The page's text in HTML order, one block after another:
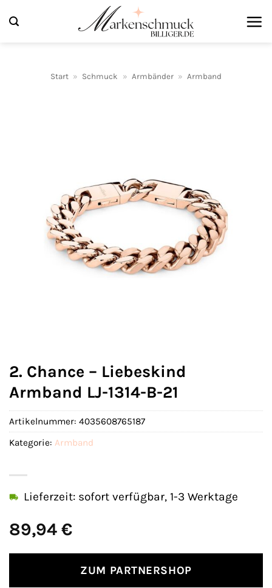
Inhalt
Start » Schmuck » Armbänder » Armband
2. Chance – Liebeskind
Armband LJ-1314-B-21
89,94 €
Lieferzeit: sofort verfügbar, 1-3 Werktage
ZUM PARTNERSHOP
Artikelnummer: 4035608765187
Kategorie: Armband